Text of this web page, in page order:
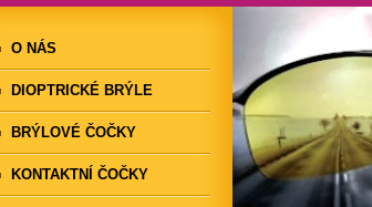
O NÁS
DIOPTRICKÉ BRÝLE
BRÝLOVÉ ČOČKY
KONTAKTNÍ ČOČKY